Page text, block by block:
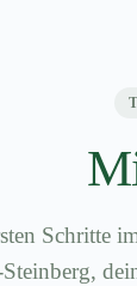
Schritte